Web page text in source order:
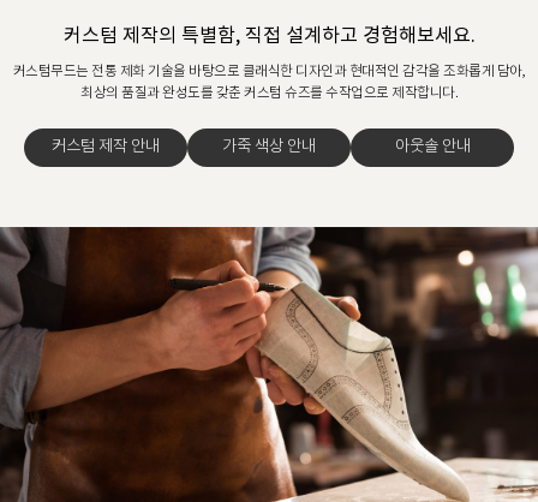
커스텀 제작의 특별함, 직접 설계하고 경험해보세요.
커스텀무드는 전통 제화 기술을 바탕으로 클래식한 디자인과 현대적인 감각을 조화롭게 담아,
최상의 품질과 완성도를 갖춘 커스텀 슈즈를 수작업으로 제작합니다.
커스텀 제작 안내 가죽 색상 안내 아웃솔 안내